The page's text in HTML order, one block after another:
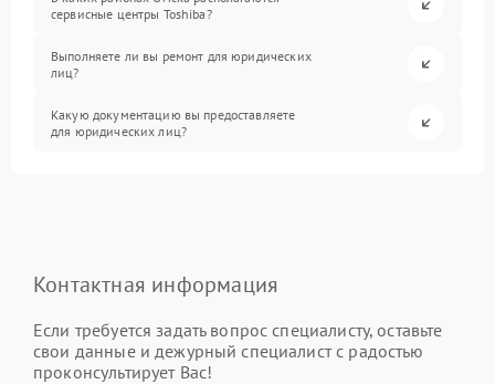
сервисные центры Toshiba?
Выполняете ли вы ремонт для юридических
лиц?
Какую документацию вы предоставляете
для юридических лиц?
Контактная информация
Если требуется задать вопрос специалисту, оставьте
свои данные и дежурный специалист с радостью
проконсультирует Вас!